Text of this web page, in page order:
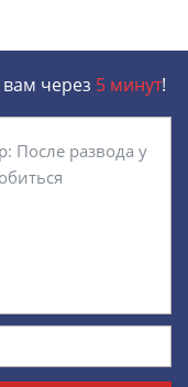
через 5 минут!